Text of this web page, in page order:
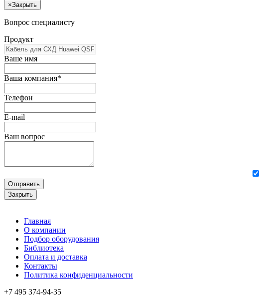
×Закрыть
Вопрос специалисту
Продукт
Ваше имя
Ваша компания*
Телефон
E-mail
Ваш вопрос
Отправить
Закрыть
Главная
О компании
Подбор оборудования
Библиотека
Оплата и доставка
Контакты
Политика конфиденциальности
+7 495 374-94-35